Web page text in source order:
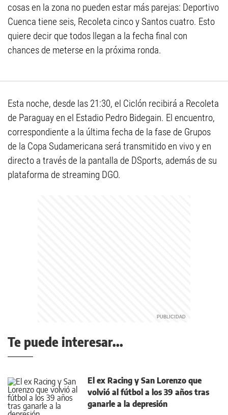
cosas en la zona no pueden estar más parejas: Deportivo
Cuenca tiene seis, Recoleta cinco y Santos cuatro. Esto
quiere decir que todos llegan a la fecha final con
chances de meterse en la próxima ronda.
Esta noche, desde las 21:30, el Ciclón recibirá a Recoleta
de Paraguay en el Estadio Pedro Bidegain. El encuentro,
correspondiente a la última fecha de la fase de Grupos
de la Copa Sudamericana será transmitido en vivo y en
directo a través de la pantalla de DSports, además de su
plataforma de streaming DGO.
Te puede interesar...
El ex Racing y San Lorenzo que
volvió al fútbol a los 39 años tras
ganarle a la depresión